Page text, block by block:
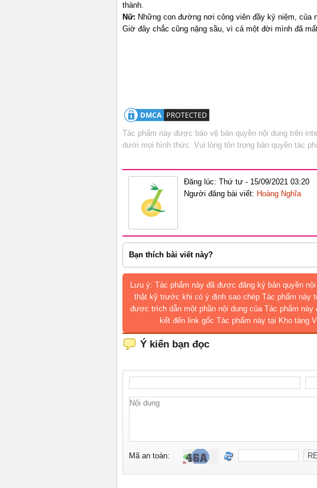
thành.
Nữ: Những con đường nơi công viên đầy kỷ niệm, của
Giờ đây chắc cũng nặng sầu, vì cả một đời mình đã
Tác phẩm này được bảo vệ bản quyền nội dung trên
dưới mọi hình thức. Vui lòng tôn trọng bản quyền tác
Đăng lúc: Thứ tư - 15/09/2021 03:20
Người đăng bài viết: Hoàng Nghĩa
Bạn thích bài viết này?
Lưu ý: Tác phẩm này đã được đăng ký bản quyền
thật kỹ trước khi có ý định sao chép Tác phẩm này
được trích dẫn một phần nội dung của Tác phẩm
kết đến link gốc Tác phẩm này tại Kho tàng